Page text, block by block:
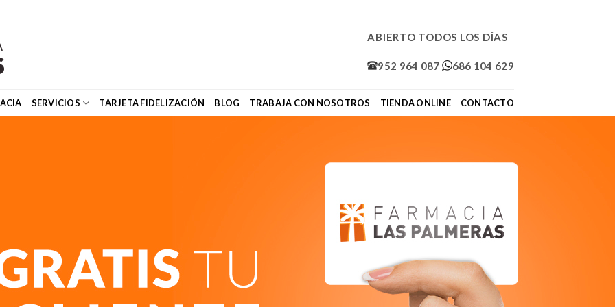
ABIERTO TODOS LOS DÍAS
952 964 087 686 104 629
SERVICIOS TARJETA FIDELIZACIÓN BLOG TRABAJA CON NOSOTROS TIENDA ONLINE CONTACTO